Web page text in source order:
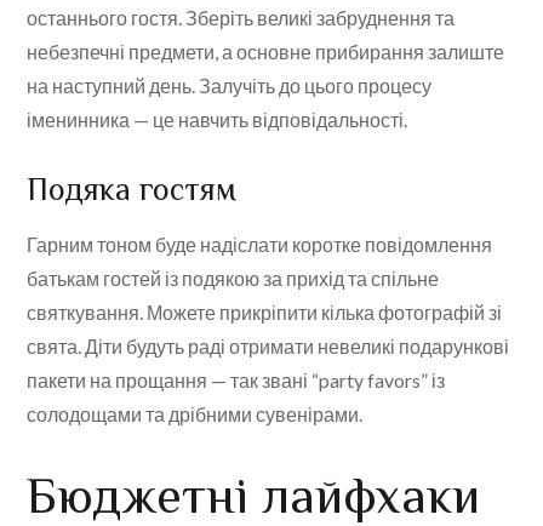
останнього гостя. Зберіть великі забруднення та
небезпечні предмети, а основне прибирання залиште
на наступний день. Залучіть до цього процесу
іменинника — це навчить відповідальності.
Подяка гостям
Гарним тоном буде надіслати коротке повідомлення
батькам гостей із подякою за прихід та спільне
святкування. Можете прикріпити кілька фотографій зі
свята. Діти будуть раді отримати невеликі подарункові
пакети на прощання — так звані “party favors” із
солодощами та дрібними сувенірами.
Бюджетні лайфхаки